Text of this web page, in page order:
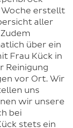
Woche erstellt
aller
über ein
Frau Kück in
Reinigung
vor Ort. Wir
uns
wir unsere
bei
stets ein